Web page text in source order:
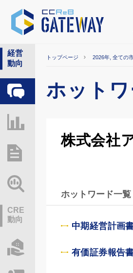
経営
動向
ホットワード分析
CRE
動向
物件情報サーチ
トップページ 2026年, 全ての
ホットワ
株式会社
ホットワード一覧
中期経営計画
有価証券報告